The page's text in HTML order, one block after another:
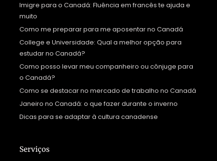
Imigre para o Canadá: Fluência em francês te ajuda e
muito
Como me preparar para me aposentar no Canadá
College e Universidade: Qual a melhor opção para
estudar no Canadá?
Como posso levar meu companheiro ou cônjuge para
o Canadá?
Como se destacar no mercado de trabalho no Canadá
Janeiro no Canadá: o que fazer durante o inverno
Dicas para se adaptar à cultura canadense
Serviços